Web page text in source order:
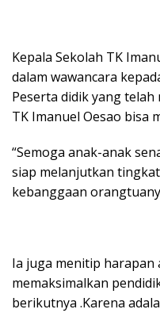
Kepala Sekolah TK
dalam wawancara
Peserta didik yang
TK Imanuel Oesao bisa
“Semoga anak-anak
siap melanjutkan
kebanggaan
Ia juga menitip harapan
memaksimalkan
berikutnya .Karena